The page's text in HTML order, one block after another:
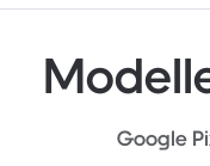
Google